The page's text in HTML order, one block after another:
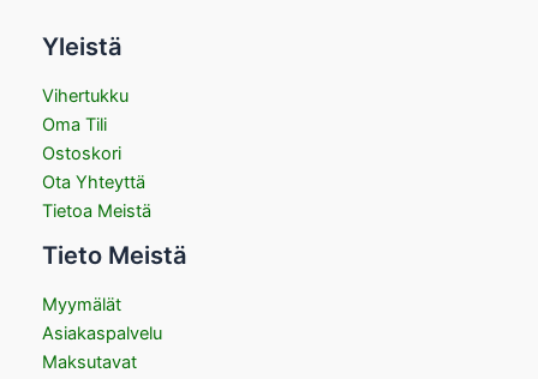
Yleistä
Vihertukku
Oma Tili
Ostoskori
Ota Yhteyttä
Tietoa Meistä
Tieto Meistä
Myymälät
Asiakaspalvelu
Maksutavat